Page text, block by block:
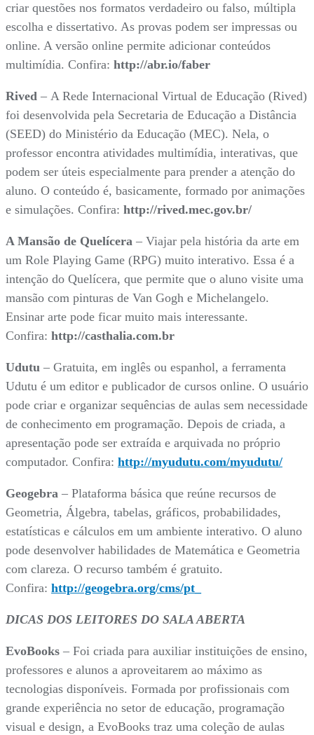
criar questões nos formatos verdadeiro ou falso, múltipla
escolha e dissertativo. As provas podem ser impressas ou
online. A versão online permite adicionar conteúdos
multimídia. Confira: http://abr.io/faber
Rived – A Rede Internacional Virtual de Educação (Rived)
foi desenvolvida pela Secretaria de Educação a Distância
(SEED) do Ministério da Educação (MEC). Nela, o
professor encontra atividades multimídia, interativas, que
podem ser úteis especialmente para prender a atenção do
aluno. O conteúdo é, basicamente, formado por animações
e simulações. Confira: http://rived.mec.gov.br/
A Mansão de Quelícera – Viajar pela história da arte em
um Role Playing Game (RPG) muito interativo. Essa é a
intenção do Quelícera, que permite que o aluno visite uma
mansão com pinturas de Van Gogh e Michelangelo.
Ensinar arte pode ficar muito mais interessante.
Confira: http://casthalia.com.br
Udutu – Gratuita, em inglês ou espanhol, a ferramenta
Udutu é um editor e publicador de cursos online. O usuário
pode criar e organizar sequências de aulas sem necessidade
de conhecimento em programação. Depois de criada, a
apresentação pode ser extraída e arquivada no próprio
computador. Confira: http://myudutu.com/myudutu/
Geogebra – Plataforma básica que reúne recursos de
Geometria, Álgebra, tabelas, gráficos, probabilidades,
estatísticas e cálculos em um ambiente interativo. O aluno
pode desenvolver habilidades de Matemática e Geometria
com clareza. O recurso também é gratuito.
Confira: http://geogebra.org/cms/pt_
DICAS DOS LEITORES DO SALA ABERTA
EvoBooks – Foi criada para auxiliar instituições de ensino,
professores e alunos a aproveitarem ao máximo as
tecnologias disponíveis. Formada por profissionais com
grande experiência no setor de educação, programação
visual e design, a EvoBooks traz uma coleção de aulas